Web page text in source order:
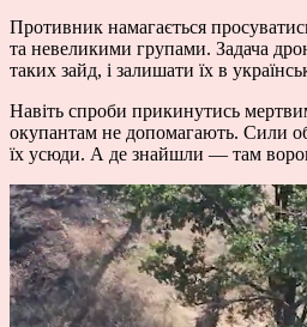
Противник намагається
та невеликими групами. Задача
таких зайд, і залишати їх в
Навіть спроби прикинутись
окупантам не допомагають. Сили
їх усюди. А де знайшли — там ворог